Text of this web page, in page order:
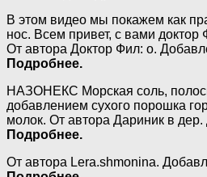
В этом видео мы покажем как
нос. Всем привет, с вами доктор
От автора Доктор Фил: о.
Подробнее.
НАЗОНЕКС Морская соль,
добавлением сухого порошка
молок. От автора Дариник в
Подробнее.
От автора Lera.shmonina.